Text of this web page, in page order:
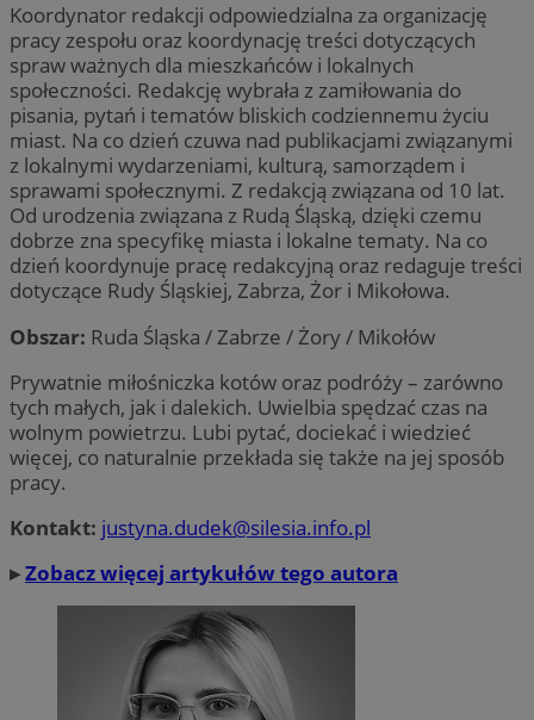
Koordynator redakcji odpowiedzialna za organizację
pracy zespołu oraz koordynację treści dotyczących
spraw ważnych dla mieszkańców i lokalnych
społeczności. Redakcję wybrała z zamiłowania do
pisania, pytań i tematów bliskich codziennemu życiu
miast. Na co dzień czuwa nad publikacjami związanymi
z lokalnymi wydarzeniami, kulturą, samorządem i
sprawami społecznymi. Z redakcją związana od 10 lat.
Od urodzenia związana z Rudą Śląską, dzięki czemu
dobrze zna specyfikę miasta i lokalne tematy. Na co
dzień koordynuje pracę redakcyjną oraz redaguje treści
dotyczące Rudy Śląskiej, Zabrza, Żor i Mikołowa.
Obszar: Ruda Śląska / Zabrze / Żory / Mikołów
Prywatnie miłośniczka kotów oraz podróży – zarówno
tych małych, jak i dalekich. Uwielbia spędzać czas na
wolnym powietrzu. Lubi pytać, dociekać i wiedzieć
więcej, co naturalnie przekłada się także na jej sposób
pracy.
Kontakt: justyna.dudek@silesia.info.pl
▸Zobacz więcej artykułów tego autora